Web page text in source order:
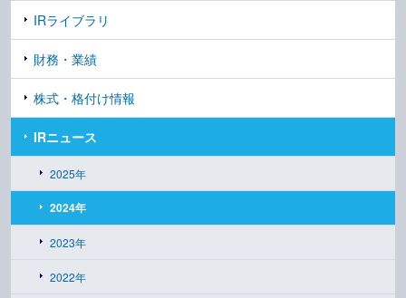
IRライブラリ
財務・業績
株式・格付け情報
IRニュース
2025年
2024年
2023年
2022年